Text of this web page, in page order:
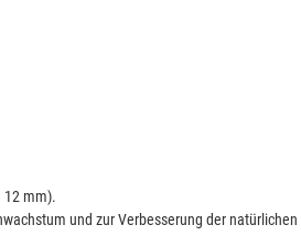
12 mm).
und zur Verbesserung der